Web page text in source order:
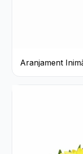
Aranjament
și Ciocolată